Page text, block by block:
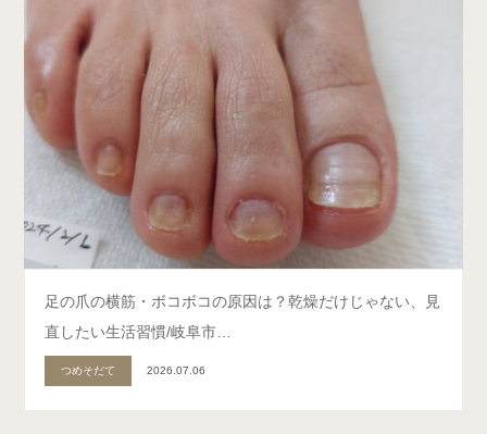
足の爪の横筋・ボコボコの原因は？乾燥だけじゃない、見
直したい生活習慣/岐阜市…
つめそだて 2026.07.06